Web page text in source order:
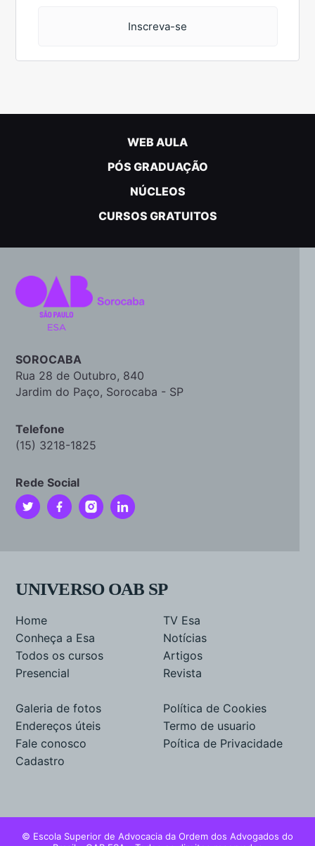
Inscreva-se
WEB AULA
PÓS GRADUAÇÃO
NÚCLEOS
CURSOS GRATUITOS
SOROCABA
Rua 28 de Outubro, 840
Jardim do Paço, Sorocaba - SP
Telefone
(15) 3218-1825
Rede Social
UNIVERSO OAB SP
Home
Conheça a Esa
Todos os cursos
Presencial
TV Esa
Notícias
Artigos
Revista
Galeria de fotos
Endereços úteis
Fale conosco
Cadastro
Política de Cookies
Termo de usuario
Poítica de Privacidade
© Escola Superior de Advocacia da Ordem dos Advogados do